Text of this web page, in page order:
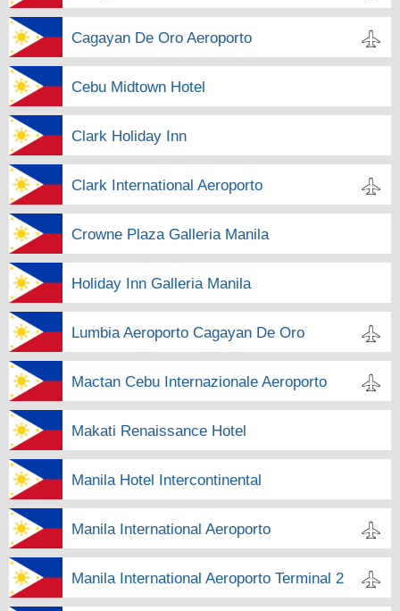
Cagayan De Oro Aeroporto
Cebu Midtown Hotel
Clark Holiday Inn
Clark International Aeroporto
Crowne Plaza Galleria Manila
Holiday Inn Galleria Manila
Lumbia Aeroporto Cagayan De Oro
Mactan Cebu Internazionale Aeroporto
Makati Renaissance Hotel
Manila Hotel Intercontinental
Manila International Aeroporto
Manila International Aeroporto Terminal 2